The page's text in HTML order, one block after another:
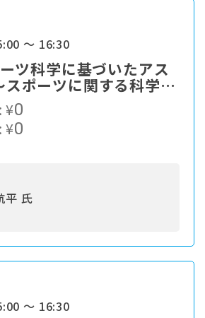
～ 16:30
ツ科学に基づいたアス
スポーツに関する科学的
て活用していくか〜
¥0
¥0
平 氏
～ 16:30